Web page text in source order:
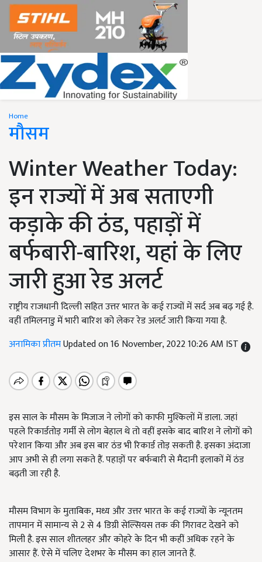
Home
मौसम
Winter Weather Today:
इन राज्यों में अब सताएगी
कड़ाके की ठंड, पहाड़ों में
बर्फबारी-बारिश, यहां के लिए
जारी हुआ रेड अलर्ट
राष्ट्रीय राजधानी दिल्ली सहित उत्तर भारत के कई राज्यों में सर्द अब बढ़ गई है.
वहीं तमिलनाडु में भारी बारिश को लेकर रेड अलर्ट जारी किया गया है.
अनामिका प्रीतमUpdated on 16 November, 2022 10:26 AM IST
इस साल के मौसम के मिजाज ने लोगों को काफी मुश्किलों में डाला. जहां
पहले रिकार्डतोड़ गर्मी से लोग बेहाल थे तो वहीं इसके बाद बारिश ने लोगों को
परेशान किया और अब इस बार ठंड भी रिकार्ड तोड़ सकती है. इसका अंदाजा
आप अभी से ही लगा सकते हैं. पहाड़ों पर बर्फबारी से मैदानी इलाकों में ठंड
बढ़ती जा रही है.
मौसम विभागके मुताबिक,मध्य और उत्तर भारत के कई राज्यों के न्यूनतम
तापमान में सामान्य से 2 से 4 डिग्री सेल्सियस तक की गिरावट देखने को
मिली है. इस साल शीतलहर और कोहरे के दिन भी कहीं अधिक रहने के
आसार हैं. ऐसे में चलिए देशभर के मौसम का हाल जानते हैं.